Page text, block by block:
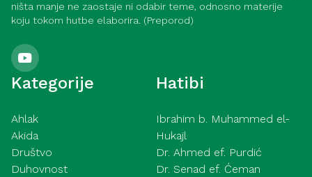
ništa manje ne zaostaje ni odabir teme, odnosno materije
koju tokom hutbe elaborira. (Preporod)
Kategorije
Ahlak
Akida
Društvo
Duhovnost
Hatibi
Ibrahim b. Muhammed el-
Hukajl
Dr. Ahmed ef. Purdić
Dr. Senad ef. Ćeman